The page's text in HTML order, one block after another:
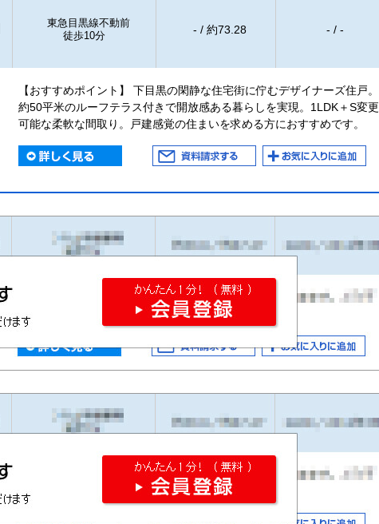
東急目黒線不動前
徒歩10分
- / 約73.28 - / -
【おすすめポイント】 下目黒の閑静な住宅街に佇むデザイナーズ住戸。
約50平米のルーフテラス付きで開放感ある暮らしを実現。1LDK＋S変更
可能な柔軟な間取り。戸建感覚の住まいを求める方におすすめです。